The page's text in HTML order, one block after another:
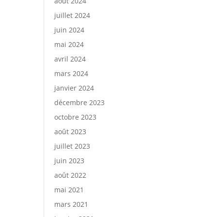
juillet 2024
juin 2024
mai 2024
avril 2024
mars 2024
janvier 2024
décembre 2023
octobre 2023
août 2023
juillet 2023
juin 2023
août 2022
mai 2021
mars 2021